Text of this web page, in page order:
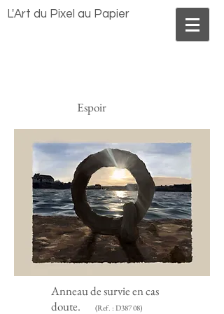
Benoît MORLAND
L'Art du Pixel au Papier
Espoir
Anneau de survie en cas
doute.
(Ref. : D387 08)